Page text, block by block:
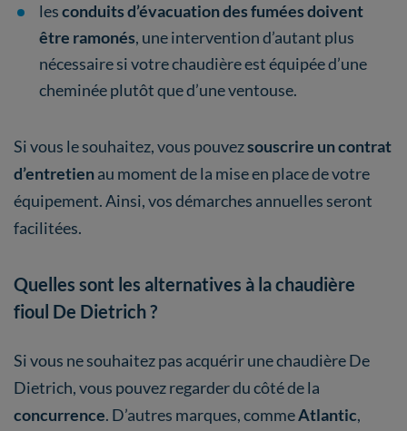
lesconduits d’évacuation des fumées doivent
être ramonés, une intervention d’autant plus
nécessaire si votre chaudière est équipée d’une
cheminée plutôt que d’une ventouse.
Si vous le souhaitez, vous pouvezsouscrire un contrat
d’entretienau moment de la mise en place de votre
équipement. Ainsi, vos démarches annuelles seront
facilitées.
Quelles sont les alternatives à la chaudière
fioul De Dietrich ?
Si vous ne souhaitez pas acquérir une chaudière De
Dietrich, vous pouvez regarder du côté de la
concurrence. D’autres marques, commeAtlantic,